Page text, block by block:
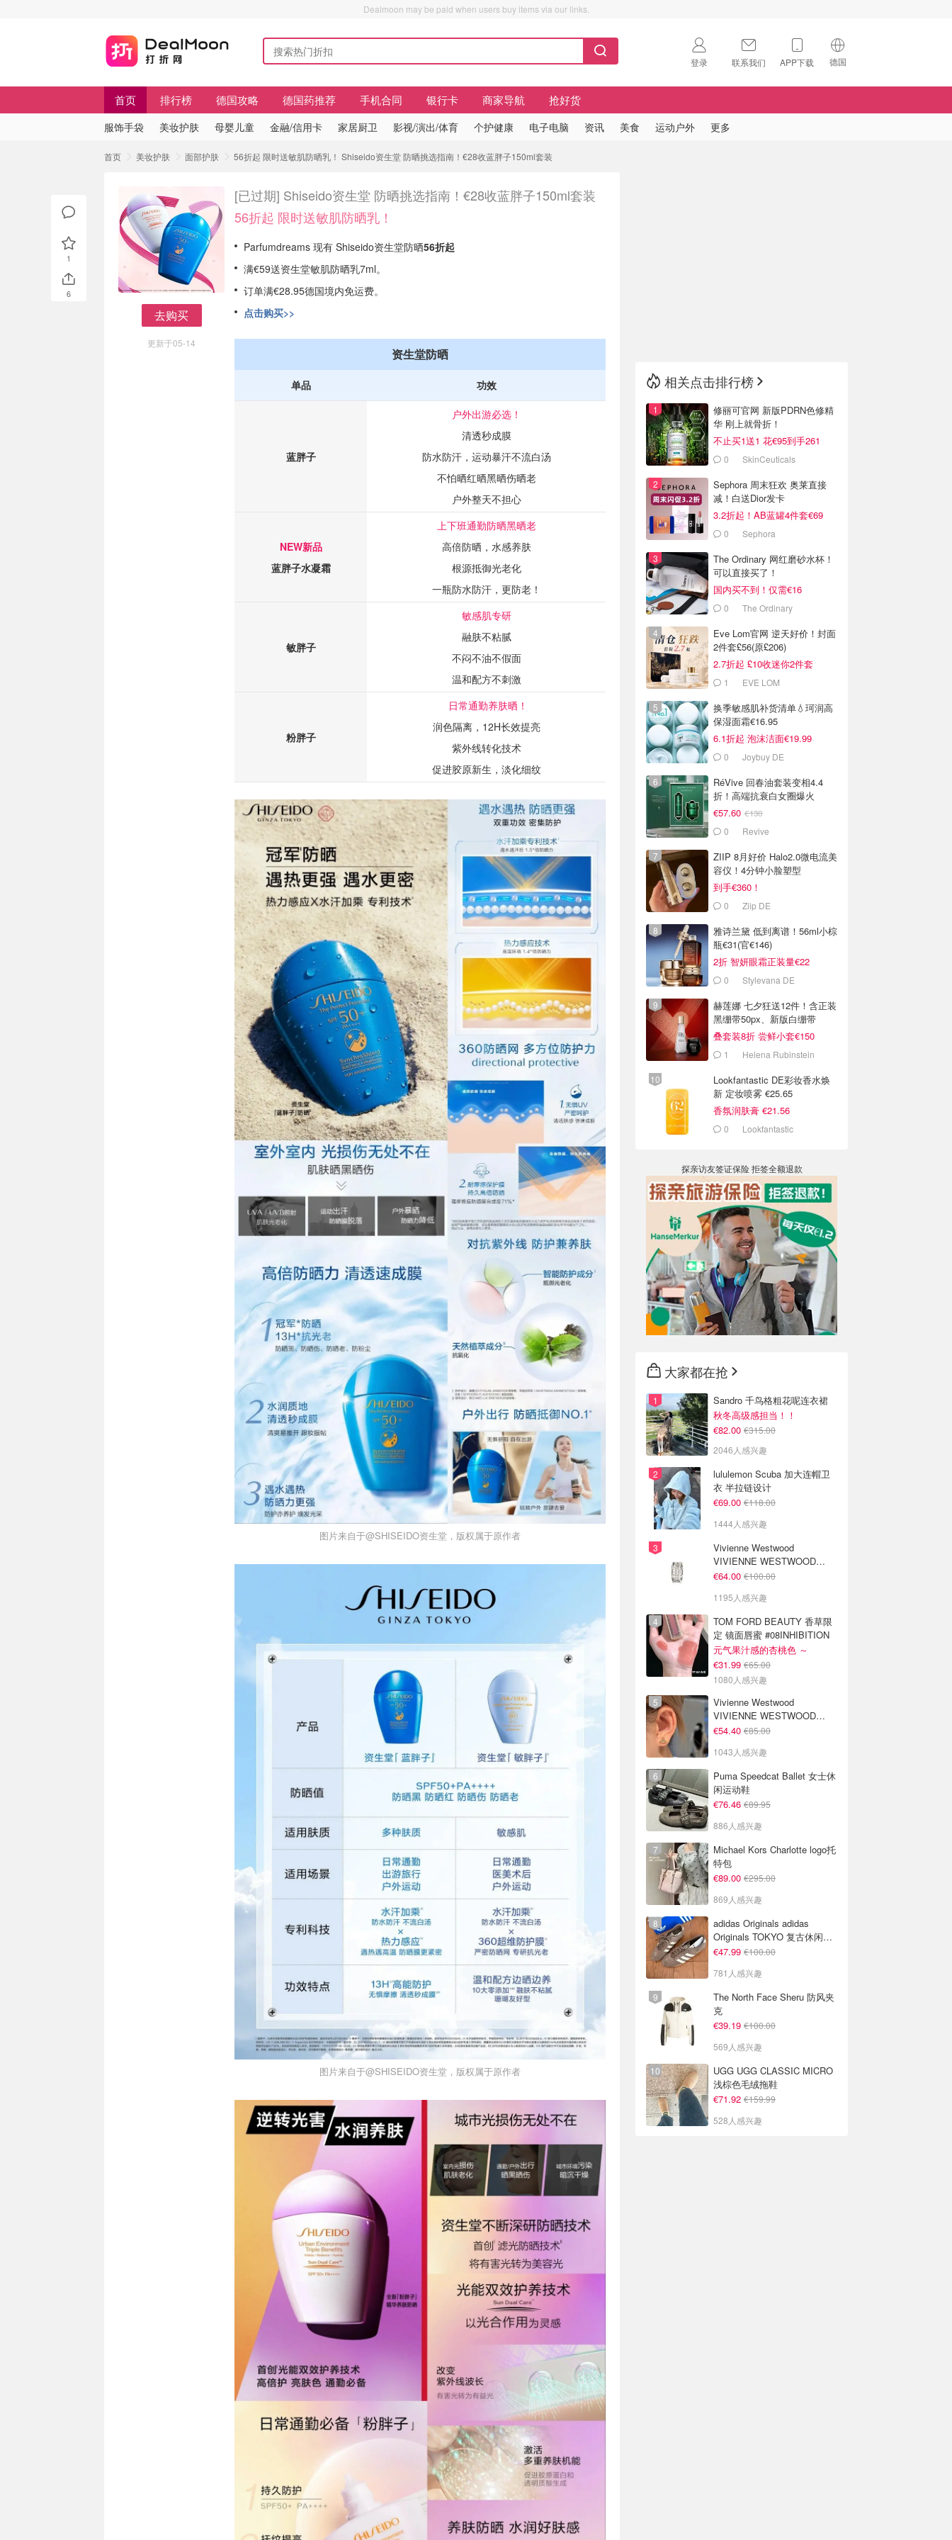
Dealmoon may be paid when users buy items via our links.
登录 联系我们 APP下载 德国
🇺🇸
首页 排行榜 德国攻略 德国药推荐 手机合同 银行卡 商家导航 抢好货
服饰手袋 美妆护肤 母婴儿童 金融/信用卡 家居厨卫 影视/演出/体育 个护健康 电子电脑 资讯 美食 运动户外 更多
首页 美妆护肤 面部护肤 56折起 限时送敏肌防晒乳！ Shiseido资生堂 防晒挑选指南！€28收蓝胖子150ml套装
去购买
更新于05-14
[已过期] Shiseido资生堂 防晒挑选指南！€28收蓝胖子150ml套装
56折起 限时送敏肌防晒乳！
Parfumdreams 现有 Shiseido资生堂防晒56折起
满€59送资生堂敏肌防晒乳7ml。
订单满€28.95德国境内免运费。
点击购买>>
资生堂防晒
单品 功效
蓝胖子
户外出游必选！
清透秒成膜
防水防汗，运动暴汗不流白汤
不怕晒红晒黑晒伤晒老
户外整天不担心
NEW新品
蓝胖子水凝霜
上下班通勤防晒黑晒老
高倍防晒，水感养肤
根源抵御光老化
一瓶防水防汗，更防老！
敏胖子
敏感肌专研
融肤不粘腻
不闷不油不假面
温和配方不刺激
粉胖子
日常通勤养肤晒！
润色隔离，12H长效提亮
紫外线转化技术
促进胶原新生，淡化细纹
图片来自于@SHISEIDO资生堂，版权属于原作者
图片来自于@SHISEIDO资生堂，版权属于原作者
1
6
相关点击排行榜
修丽可官网 新版PDRN色修精
华 刚上就骨折！
不止买1送1 花€95到手261
0 SkinCeuticals
Sephora 周末狂欢 奥莱直接
减！白送Dior发卡
3.2折起！AB蓝罐4件套€69
0 Sephora
The Ordinary 网红磨砂水杯！
可以直接买了！
国内买不到！仅需€16
0 The Ordinary
Eve Lom官网 逆天好价！封面
2件套£56(原£206)
2.7折起 £10收迷你2件套
1 EVE LOM
换季敏感肌补货清单💧珂润高
保湿面霜€16.95
6.1折起 泡沫洁面€19.99
0 Joybuy DE
RéVive 回春油套装变相4.4
折！高端抗衰白女圈爆火
€57.60 €130
0 Revive
ZIIP 8月好价 Halo2.0微电流美
容仪！4分钟小脸塑型
到手€360！
0 Ziip DE
雅诗兰黛 低到离谱！56ml小棕
瓶€31(官€146)
2折 智妍眼霜正装量€22
0 Stylevana DE
赫莲娜 七夕狂送12件！含正装
黑绷带50px、新版白绷带
叠套装8折 尝鲜小套€150
1 Helena Rubinstein
Lookfantastic DE彩妆香水焕
新 定妆喷雾 €25.65
香氛润肤膏 €21.56
0 Lookfantastic
探亲访友签证保险 拒签全额退款
大家都在抢
Sandro 千鸟格粗花呢连衣裙
秋冬高级感担当！！
€82.00 €315.00
2046人感兴趣
lululemon Scuba 加大连帽卫
衣 半拉链设计
€69.00 €118.00
1444人感兴趣
Vivienne Westwood
VIVIENNE WESTWOOD
Westminster 单只耳环
€64.00 €100.00
1195人感兴趣
TOM FORD BEAUTY 香草限
定 镜面唇蜜 #08INHIBITION
元气果汁感的杏桃色 ～
€31.99 €65.00
1080人感兴趣
Vivienne Westwood
VIVIENNE WESTWOOD
Nano Solitaire 耳环
€54.40 €85.00
1043人感兴趣
Puma Speedcat Ballet 女士休
闲运动鞋
€76.46 €89.95
886人感兴趣
Michael Kors Charlotte logo托
特包
€89.00 €295.00
869人感兴趣
adidas Originals adidas
Originals TOKYO 复古休闲鞋
深棕色
€47.99 €100.00
781人感兴趣
The North Face Sheru 防风夹
克
€39.19 €100.00
569人感兴趣
UGG UGG CLASSIC MICRO
浅棕色毛绒拖鞋
€71.92 €159.99
528人感兴趣